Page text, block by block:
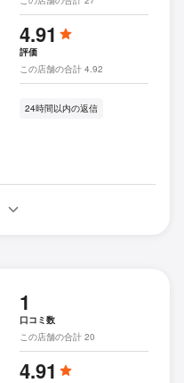
4.91
評価
この店舗の合計 4.92
24時間以内の返信
1
口コミ数
この店舗の合計 20
4.91